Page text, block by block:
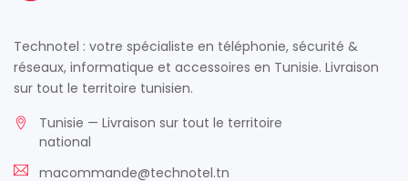
Technotel : votre spécialiste en téléphonie, sécurité &
réseaux, informatique et accessoires en Tunisie. Livraison
sur tout le territoire tunisien.
Tunisie — Livraison sur tout le territoire
national
macommande@technotel.tn